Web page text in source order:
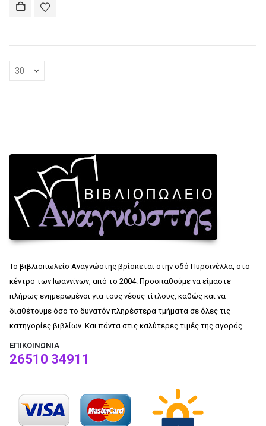
Το βιβλιοπωλείο Αναγνώστης βρίσκεται στην οδό Πυρσινέλλα, στο
κέντρο των Ιωαννίνων, από το 2004. Προσπαθούμε να είμαστε
πλήρως ενημερωμένοι για τους νέους τίτλους, καθώς και να
διαθέτουμε όσο το δυνατόν πληρέστερα τμήματα σε όλες τις
κατηγορίες βιβλίων. Και πάντα στις καλύτερες τιμές της αγοράς.
ΕΠΙΚΟΙΝΩΝΊΑ
26510 34911